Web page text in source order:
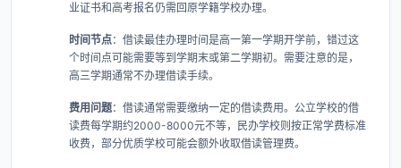
业证书和高考报名仍需回原学籍学校办理。
时间节点​：借读最佳办理时间是高一第一学期开学前，错过这
个时间点可能需要等到学期末或第二学期初。需要注意的是，
高三学期通常不办理借读手续。
费用问题​：借读通常需要缴纳一定的借读费用。公立学校的借
读费每学期约2000-8000元不等，民办学校则按正常学费标准
收费，部分优质学校可能会额外收取借读管理费。